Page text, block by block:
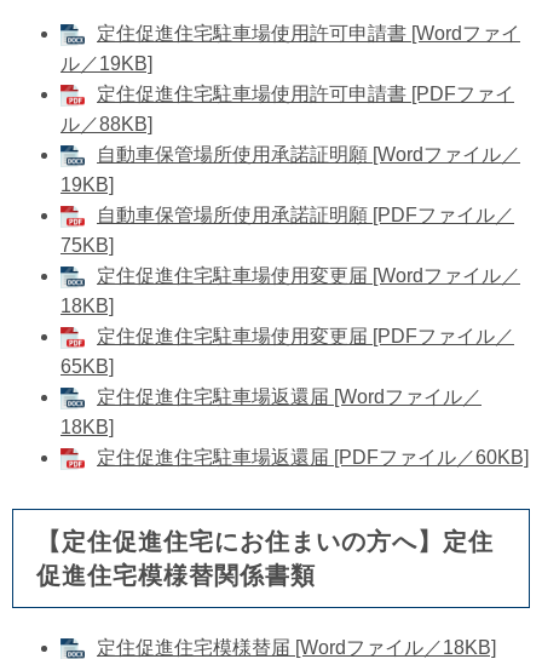
定住促進住宅駐車場使用許可申請書 [Wordファイ
ル／19KB]
定住促進住宅駐車場使用許可申請書 [PDFファイ
ル／88KB]
自動車保管場所使用承諾証明願 [Wordファイル／
19KB]
自動車保管場所使用承諾証明願 [PDFファイル／
75KB]
定住促進住宅駐車場使用変更届 [Wordファイル／
18KB]
定住促進住宅駐車場使用変更届 [PDFファイル／
65KB]
定住促進住宅駐車場返還届 [Wordファイル／
18KB]
定住促進住宅駐車場返還届 [PDFファイル／60KB]
【定住促進住宅にお住まいの方へ】定住
促進住宅模様替関係書類
定住促進住宅模様替届 [Wordファイル／18KB]